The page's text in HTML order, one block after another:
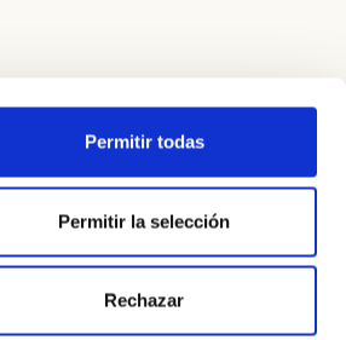
Permitir todas
Permitir la selección
Rechazar